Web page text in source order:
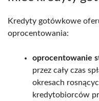
Kredyty gotówkowe
oprocentowania:
oprocentowanie
przez cały czas
okresach
kredytobiorców